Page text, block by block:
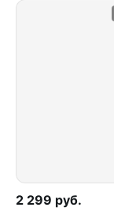
2 299 руб.